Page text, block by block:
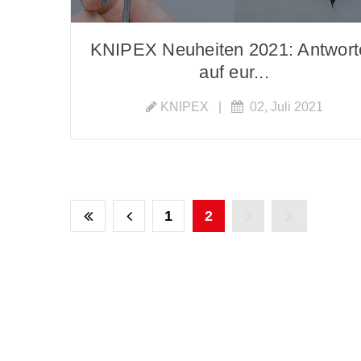
KNIPEX Neuheiten 2021:
auf eur...
KNIPEX 02, Juli 2021
1 2